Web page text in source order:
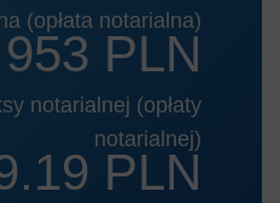
(opłata notarialna)
953 PLN
notarialnej (opłaty
notarialnej)
PLN